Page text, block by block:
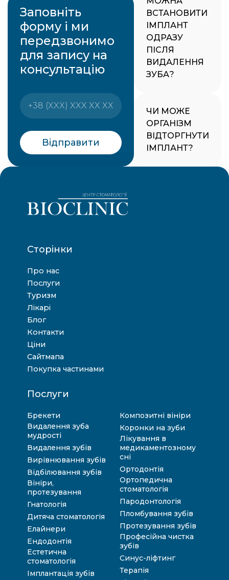
Заповніть
форму і ми
передзвонимо
для запису на
консультацію
Відправити
ВСТАНОВИТИ
ІМПЛАНТ
ОДРАЗУ
ПІСЛЯ
ВИДАЛЕННЯ
ЗУБА?
ЧИ МОЖЕ
ОРГАНІЗМ
ВІДТОРГНУТИ
ІМПЛАНТ?
Сторінки
Про нас
Послуги
Туризм
Лікарі
Блог
Контакти
Ціни
Сайтмапа
Покупка частинами
Послуги
Брекети
Видалення зуба
мудрості
Видалення зубів
Вирівнювання зубів
Відбілювання зубів
Вініри,
протезування
Гнатологія
Дитяча стоматологія
Елайнери
Ендодонтія
Естетична
стоматологія
Імплантація зубів
Композитні вініри
Коронки на зуби
Лікування в
медикаментозному
сні
Ортодонтія
Ортопедична
стоматологія
Пародонтологія
Пломбування зубів
Протезування зубів
Професійна чистка
зубів
Синус-ліфтинг
Терапія